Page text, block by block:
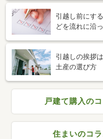
引越し前にす
どを流れに沿
引越しの挨拶
土産の選び方
戸建て購入の
住まいのコ